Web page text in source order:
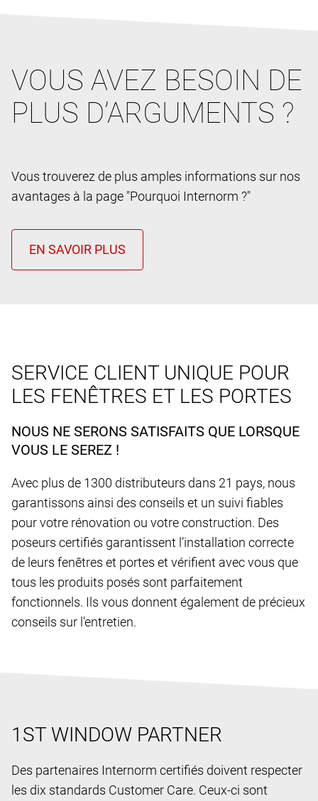
VOUS AVEZ BESOIN DE
PLUS D’ARGUMENTS ?
Vous trouverez de plus amples informations sur nos
avantages à la page "Pourquoi Internorm ?"
SERVICE CLIENT UNIQUE POUR
LES FENÊTRES ET LES PORTES
NOUS NE SERONS SATISFAITS QUE LORSQUE
VOUS LE SEREZ !
Avec plus de 1300 distributeurs dans 21 pays, nous
garantissons ainsi des conseils et un suivi fiables
pour votre rénovation ou votre construction. Des
poseurs certifiés garantissent l’installation correcte
de leurs fenêtres et portes et vérifient avec vous que
tous les produits posés sont parfaitement
fonctionnels. Ils vous donnent également de précieux
conseils sur l'entretien.
1ST WINDOW PARTNER
Des partenaires Internorm certifiés doivent respecter
les dix standards Customer Care. Ceux-ci sont